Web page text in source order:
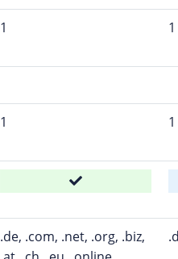
1 1
1 1
.de, .com, .net, .org, .biz,